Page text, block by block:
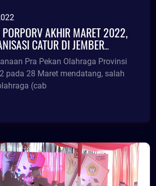
PORPORV AKHIR MARET 2022,
CATUR DI JEMBER
Pra Pekan Olahraga Provinsi
pada 28 Maret mendatang, salah
(cab